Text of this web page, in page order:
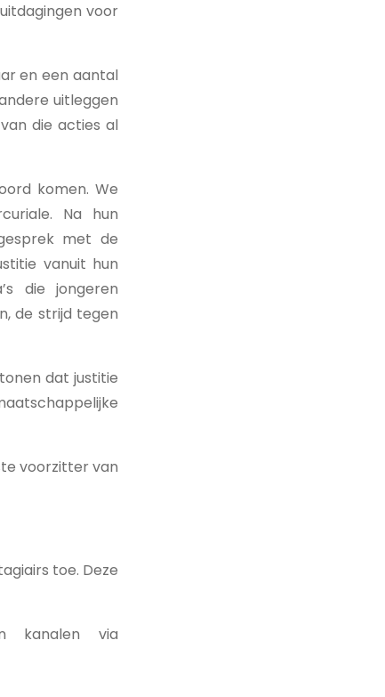
voor
en een aantal
uitleggen
die acties al
komen. We
Na hun
met de
vanuit hun
die jongeren
de strijd tegen
dat justitie
voorzitter van
toe. Deze
kanalen via